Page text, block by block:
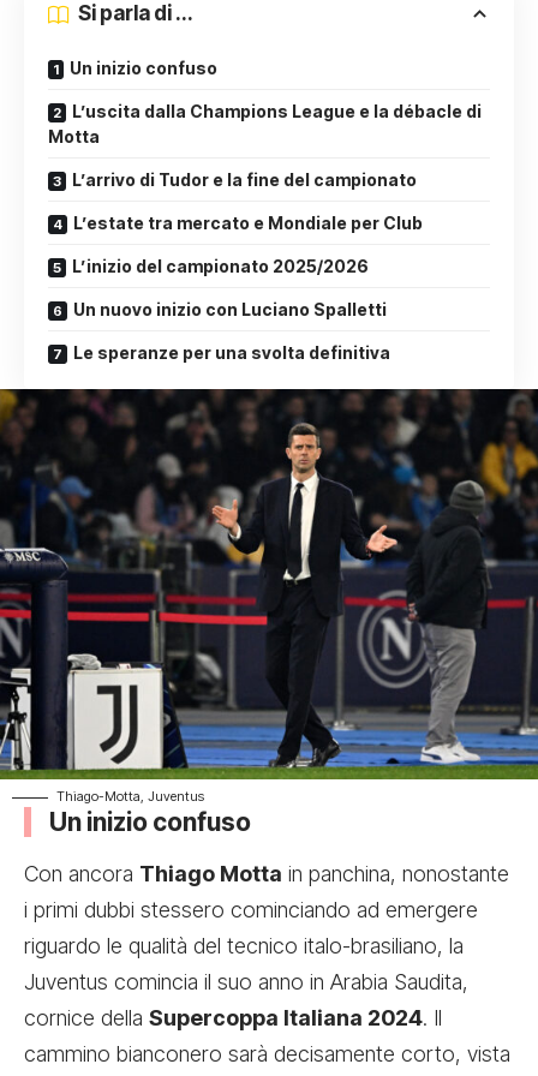
Si parla di ...
Un inizio confuso
L’uscita dalla Champions League e la débacle di
Motta
L’arrivo di Tudor e la fine del campionato
L’estate tra mercato e Mondiale per Club
L’inizio del campionato 2025/2026
Un nuovo inizio con Luciano Spalletti
Le speranze per una svolta definitiva
Thiago-Motta, Juventus
Un inizio confuso
Con ancora Thiago Motta in panchina, nonostante
i primi dubbi stessero cominciando ad emergere
riguardo le qualità del tecnico italo-brasiliano, la
Juventus comincia il suo anno in Arabia Saudita,
cornice della Supercoppa Italiana 2024. Il
cammino bianconero sarà decisamente corto, vista